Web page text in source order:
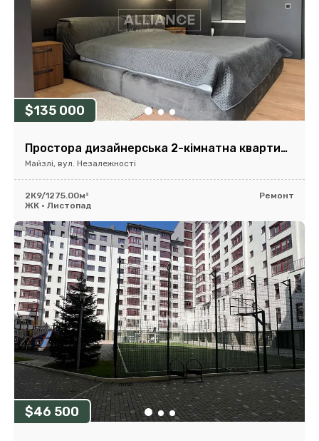
$135 000
Простора дизайнерська 2-кімнатна квартира в будинку бізнес-класу!
Майзлі, вул. Незалежності
2К9/1275.00м²
Ремонт
ЖК • Листопад
$46 500